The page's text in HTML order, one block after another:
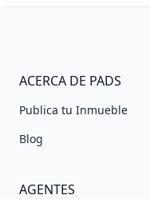
ACERCA DE PADS
Publica tu Inmueble
Blog
AGENTES